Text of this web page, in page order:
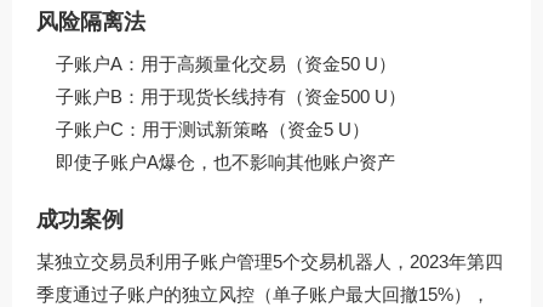
风险隔离法
子账户A：用于高频量化交易（资金50 U）
子账户B：用于现货长线持有（资金500 U）
子账户C：用于测试新策略（资金5 U）
即使子账户A爆仓，也不影响其他账户资产
成功案例
某独立交易员利用子账户管理5个交易机器人，2023年第四
季度通过子账户的独立风控（单子账户最大回撤15%），